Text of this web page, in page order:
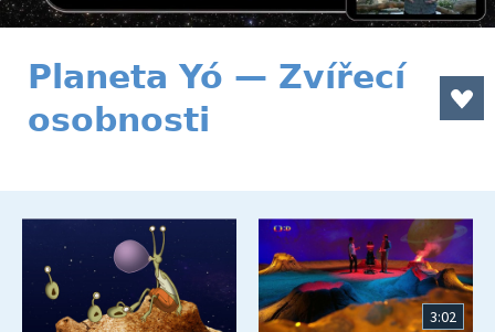
Planeta Yó — Zvířecí
osobnosti
3:02